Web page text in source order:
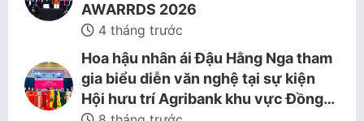
AWARRDS 2026
4 tháng trước
Hoa hậu nhân ái Đậu Hằng Nga tham
gia biểu diễn văn nghệ tại sự kiện
Hội hưu trí Agribank khu vực Đồng…